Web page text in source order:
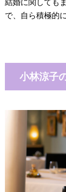
結婚に関しても
で、自ら積極的
小林涼子